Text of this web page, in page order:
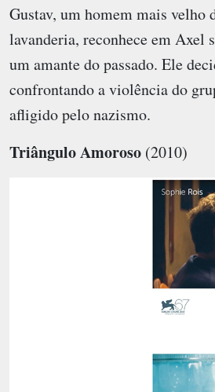
Gustav, um homem mais velho
lavanderia, reconhece em Axel
um amante do passado. Ele
confrontando a violência do
afligido pelo nazismo.
Triângulo Amoroso (2010)